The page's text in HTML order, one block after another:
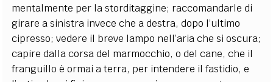
mentalmente per la storditaggine; raccomandarle di
girare a sinistra invece che a destra, dopo l’ultimo
cipresso; vedere il breve lampo nell’aria che si oscura;
capire dalla corsa del marmocchio, o del cane, che il
franguillo è ormai a terra, per intendere il fastidio, e